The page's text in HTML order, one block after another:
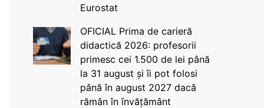
Eurostat
OFICIAL Prima de carieră
didactică 2026: profesorii
primesc cei 1.500 de lei până
la 31 august și îi pot folosi
până în august 2027 dacă
rămân în învățământ